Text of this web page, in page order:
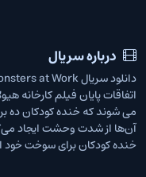
درباره سریال
اتفاقات پایان فیلم کارخانه
می شوند که خنده کودکان ده
آن‌ها از شدت وحشت ایجاد
خنده کودکان برای سوخت